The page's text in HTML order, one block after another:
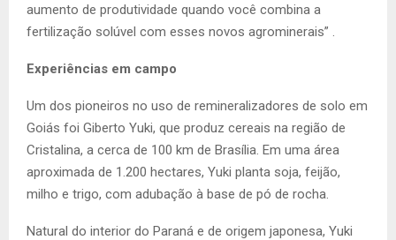
aumento de produtividade quando você combina a
fertilização solúvel com esses novos agrominerais” .
Experiências em campo
Um dos pioneiros no uso de remineralizadores de solo em
Goiás foi Giberto Yuki, que produz cereais na região de
Cristalina, a cerca de 100 km de Brasília. Em uma área
aproximada de 1.200 hectares, Yuki planta soja, feijão,
milho e trigo, com adubação à base de pó de rocha.
Natural do interior do Paraná e de origem japonesa, Yuki